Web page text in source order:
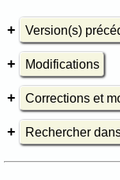
Version(s)
Modifications
Corrections et
Rechercher